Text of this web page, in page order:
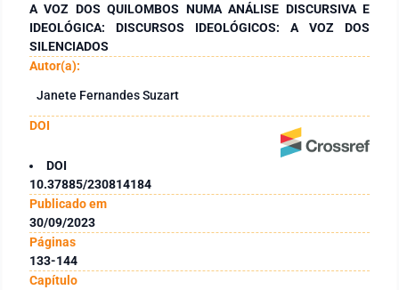
A VOZ DOS QUILOMBOS NUMA ANÁLISE DISCURSIVA E
IDEOLÓGICA: DISCURSOS IDEOLÓGICOS: A VOZ DOS
SILENCIADOS
Autor(a):
Janete Fernandes Suzart
DOI
DOI
10.37885/230814184
Publicado em
30/09/2023
Páginas
133-144
Capítulo